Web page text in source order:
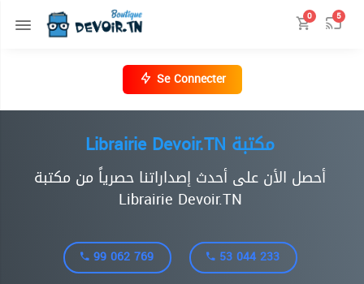
0 5
Se Connecter
Librairie Devoir.TN مكتبة
أحصل الأن على أحدث إصداراتنا حصرياً من مكتبة
Librairie Devoir.TN
99 062 769
53 044 233